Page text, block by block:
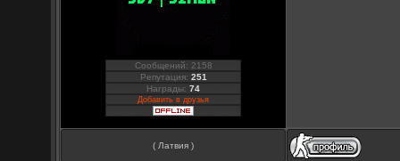
Сообщений: 2158
Репутация: 251
Награды:74
Добавить в друзья
( Латвия )